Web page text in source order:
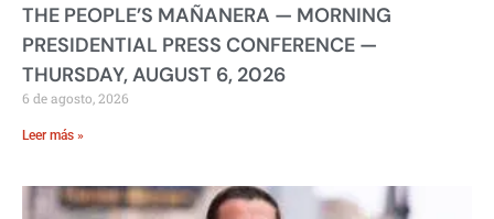
THE PEOPLE’S MAÑANERA — MORNING
PRESIDENTIAL PRESS CONFERENCE —
THURSDAY, AUGUST 6, 2026
6 de agosto, 2026
Leer más »